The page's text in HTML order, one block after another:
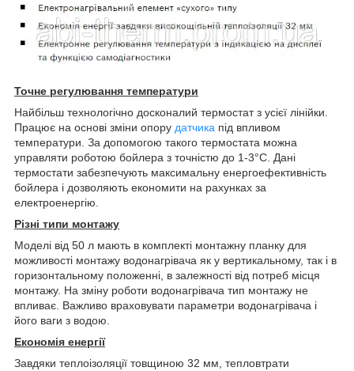
Точне регулювання температури
Найбільш технологічно досконалий термостат з усієї лінійки.
Працює на основі зміни опору датчика під впливом
температури. За допомогою такого термостата можна
управляти роботою бойлера з точністю до 1-3°С. Дані
термостати забезпечують максимальну енергоефективність
бойлера і дозволяють економити на рахунках за
електроенергію.
Різні типи монтажу
Моделі від 50 л мають в комплекті монтажну планку для
можливості монтажу водонагрівача як у вертикальному, так і в
горизонтальному положенні, в залежності від потреб місця
монтажу. На зміну роботи водонагрівача тип монтажу не
впливає. Важливо враховувати параметри водонагрівача і
його ваги з водою.
Економія енергії
Завдяки теплоізоляції товщиною 32 мм, тепловтрати